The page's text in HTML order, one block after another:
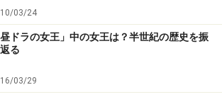
03/24
昼ドラの女王」中の女王は？半世紀の歴史を振
る
03/29